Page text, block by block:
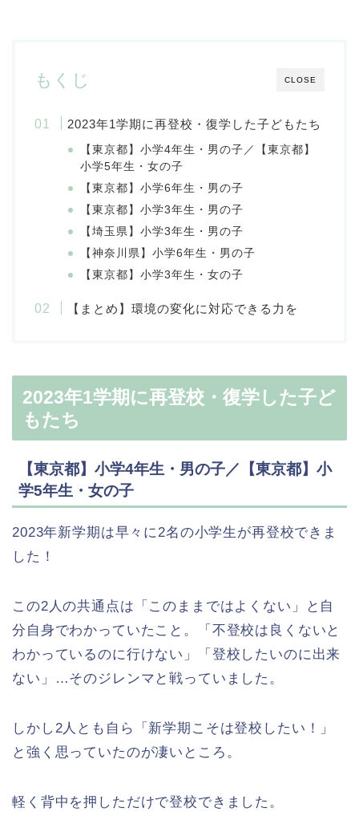
CLOSE
もくじ
2023年1学期に再登校・復学した子どもたち
【東京都】小学4年生・男の子／【東京都】
小学5年生・女の子
【東京都】小学6年生・男の子
【東京都】小学3年生・男の子
【埼玉県】小学3年生・男の子
【神奈川県】小学6年生・男の子
【東京都】小学3年生・女の子
【まとめ】環境の変化に対応できる力を
2023年1学期に再登校・復学した子ど
もたち
【東京都】小学4年生・男の子／【東京都】小
学5年生・女の子
2023年新学期は早々に2名の小学生が再登校できま
した！
この2人の共通点は「このままではよくない」と自
分自身でわかっていたこと。「不登校は良くないと
わかっているのに行けない」「登校したいのに出来
ない」…そのジレンマと戦っていました。
しかし2人とも自ら「新学期こそは登校したい！」
と強く思っていたのが凄いところ。
軽く背中を押しただけで登校できました。